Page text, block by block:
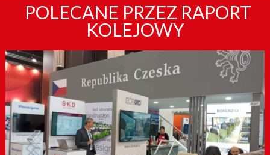
POLECANE PRZEZ RAPORT
KOLEJOWY